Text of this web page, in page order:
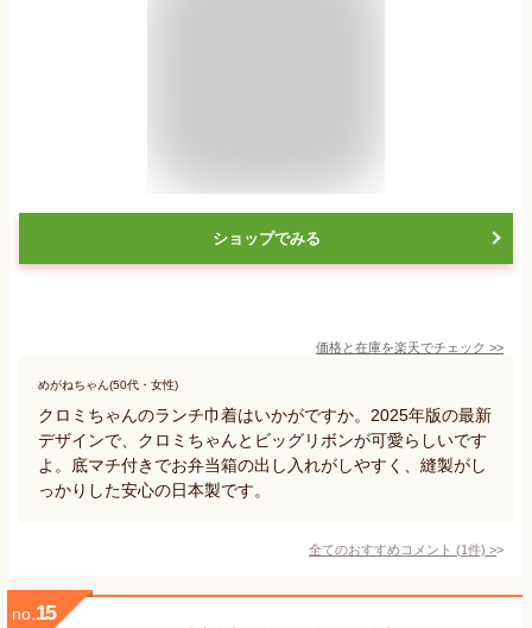
ショップでみる
価格と在庫を楽天でチェック >>
めがねちゃん(50代・女性)
クロミちゃんのランチ巾着はいかがですか。2025年版の最新
デザインで、クロミちゃんとビッグリボンが可愛らしいです
よ。底マチ付きでお弁当箱の出し入れがしやすく、縫製がし
っかりした安心の日本製です。
全てのおすすめコメント (1件) >
no. 15